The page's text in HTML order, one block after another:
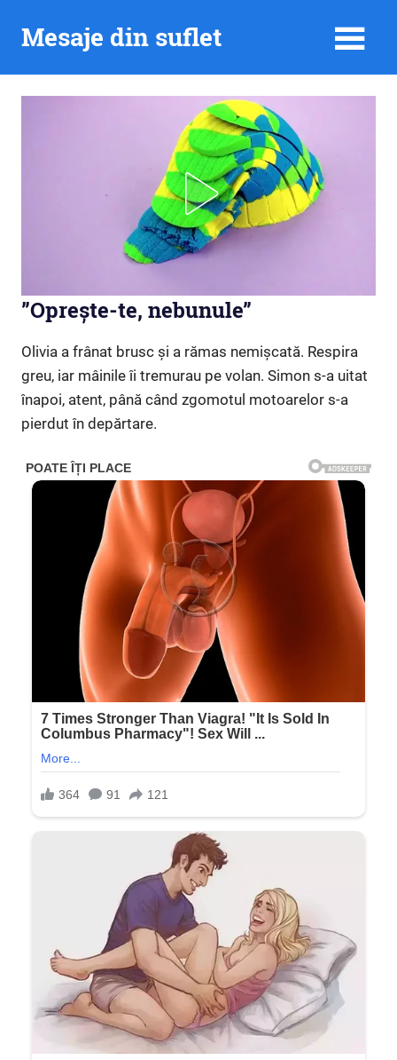
Mesaje din suflet
”Oprește-te, nebunule”
Olivia a frânat brusc și a rămas nemișcată. Respira
greu, iar mâinile îi tremurau pe volan. Simon s-a uitat
înapoi, atent, până când zgomotul motoarelor s-a
pierdut în depărtare.